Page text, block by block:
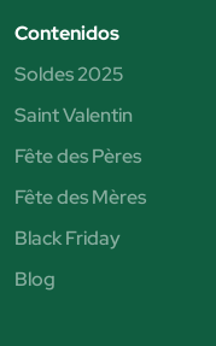
Contenidos
Soldes 2025
Saint Valentin
Fête des Pères
Fête des Mères
Black Friday
Blog